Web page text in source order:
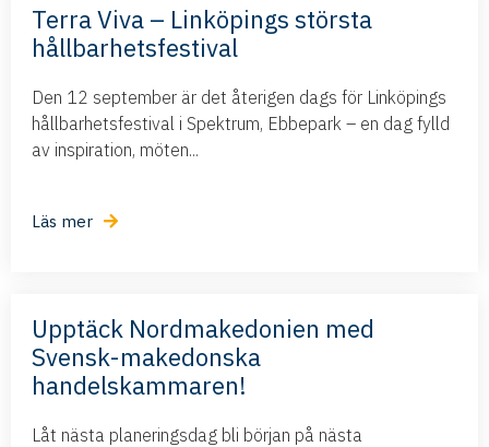
Terra Viva – Linköpings största
hållbarhetsfestival
Den 12 september är det återigen dags för Linköpings
hållbarhetsfestival i Spektrum, Ebbepark – en dag fylld
av inspiration, möten...
Läs mer
Upptäck Nordmakedonien med
Svensk-makedonska
handelskammaren!
Låt nästa planeringsdag bli början på nästa